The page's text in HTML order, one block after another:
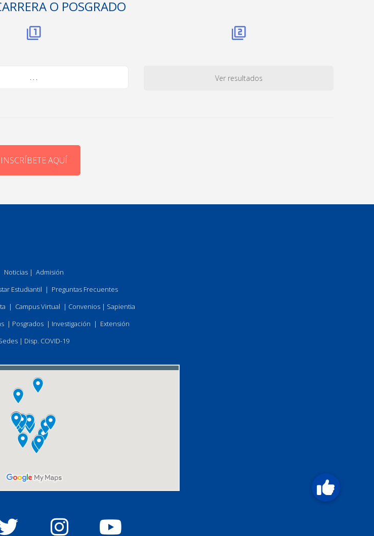
O POSGRADO
. . . Ver resultados
INSCRÍBETE AQUÍ
Noticias| Admisión
Estudiantil | Preguntas Frecuentes
| Campus Virtual | Convenios| Sapientia
| Posgrados| Investigación | Extensión
| Disp. COVID-19